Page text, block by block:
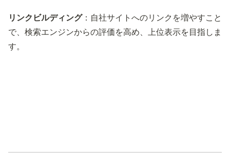
リンクビルディング：自社サイトへのリンクを増やすこと
で、検索エンジンからの評価を高め、上位表示を目指しま
す。